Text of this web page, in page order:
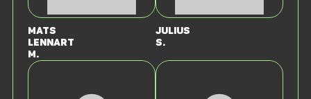
Mats
Lennart
M.
Julius
S.